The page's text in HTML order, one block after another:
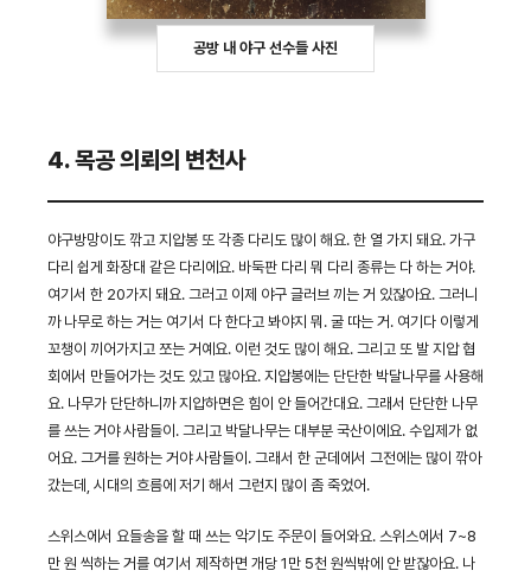
공방 내 야구 선수들 사진
4. 목공 의뢰의 변천사
야구방망이도 깎고 지압봉 또 각종 다리도 많이 해요. 한 열 가지 돼요. 가구
다리 쉽게 화장대 같은 다리에요. 바둑판 다리 뭐 다리 종류는 다 하는 거야.
여기서 한 20가지 돼요. 그러고 이제 야구 글러브 끼는 거 있잖아요. 그러니
까 나무로 하는 거는 여기서 다 한다고 봐야지 뭐. 굴 따는 거. 여기다 이렇게
꼬챙이 끼어가지고 쪼는 거예요. 이런 것도 많이 해요. 그리고 또 발 지압 협
회에서 만들어가는 것도 있고 많아요. 지압봉에는 단단한 박달나무를 사용해
요. 나무가 단단하니까 지압하면은 힘이 안 들어간대요. 그래서 단단한 나무
를 쓰는 거야 사람들이. 그리고 박달나무는 대부분 국산이에요. 수입제가 없
어요. 그거를 원하는 거야 사람들이. 그래서 한 군데에서 그전에는 많이 깎아
갔는데, 시대의 흐름에 저기 해서 그런지 많이 좀 죽었어.
스위스에서 요들송을 할 때 쓰는 악기도 주문이 들어와요. 스위스에서 7~8
만 원 씩하는 거를 여기서 제작하면 개당 1만 5천 원씩밖에 안 받잖아요. 나